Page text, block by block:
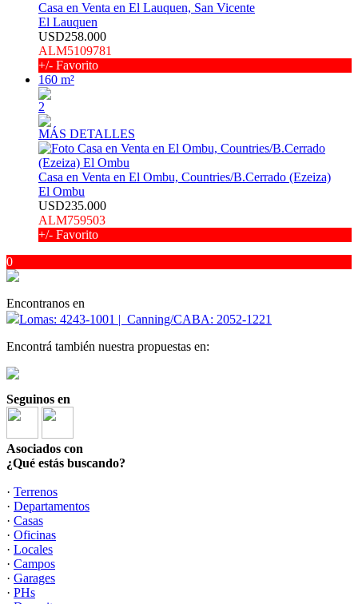
Casa en Venta en El Lauquen, San Vicente
El Lauquen
USD258.000
ALM5109781
+/- Favorito
160 m²
2
MÁS DETALLES
Casa en Venta en El Ombu, Countries/B.Cerrado (Ezeiza)
El Ombu
USD235.000
ALM759503
+/- Favorito
0
Encontranos en
Lomas: 4243-1001 | Canning/CABA: 2052-1221
Encontrá también nuestra propuestas en:
Seguinos en
Asociados con
¿Qué estás buscando?
· Terrenos
· Departamentos
· Casas
· Oficinas
· Locales
· Campos
· Garages
· PHs